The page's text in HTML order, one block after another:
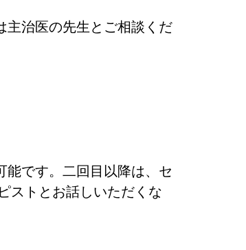
治医の先生とご相談くだ
です。二回目以降は、セ
ストとお話しいただくな